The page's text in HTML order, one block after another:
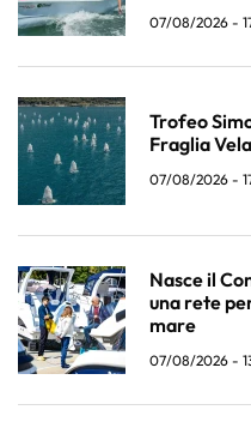
07/08/2026 -
Trofeo
Fraglia
07/08/2026 -
Nasce il
una rete
mare
07/08/2026 -